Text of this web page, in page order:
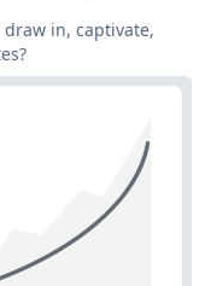
in, captivate,